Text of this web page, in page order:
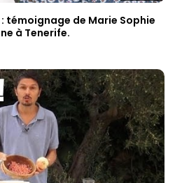
témoignage de Marie Sophie
à Tenerife.